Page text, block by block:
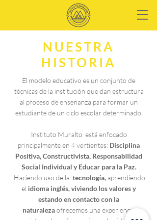
NUESTRA
HISTORIA
El modelo educativo es un conjunto de
técnicas de la institución que dan estructura
al proceso de enseñanza para formar un
estudiante de un ciclo escolar determinado.
Instituto Muralto está enfocado
principalmente en 4 vertientes: Disciplina
Positiva, Constructivista, Responsabilidad
Social Individual y Educar para la Paz.
Haciendo uso de la tecnología,aprendiendo
el idioma inglés, viviendo los valores y
estando en contacto con la
naturalezaofrecemos una experiencia